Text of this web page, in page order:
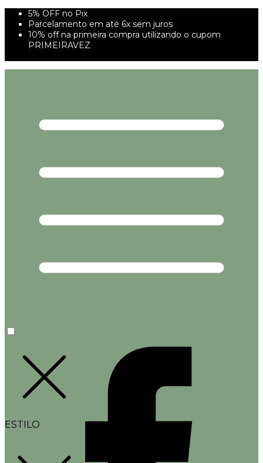
5% OFF no Pix
Parcelamento em até 6x sem juros
10% off na primeira compra utilizando o cupom
PRIMEIRAVEZ
ESTILO